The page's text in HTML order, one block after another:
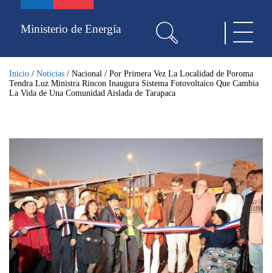
contenidoMinisterio de Energía
Inicio / Noticias / Nacional / Por Primera Vez La Localidad de Poroma
Tendra Luz Ministra Rincon Inaugura Sistema Fotovoltaico Que Cambia
La Vida de Una Comunidad Aislada de Tarapaca